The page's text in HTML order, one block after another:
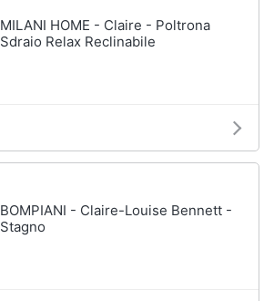
MILANI HOME - Claire - Poltrona
Sdraio Relax Reclinabile
BOMPIANI - Claire-Louise Bennett -
Stagno